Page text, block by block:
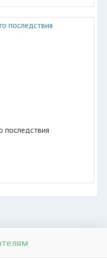
последствия